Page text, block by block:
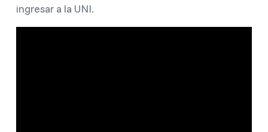
ingresar a la UNI.